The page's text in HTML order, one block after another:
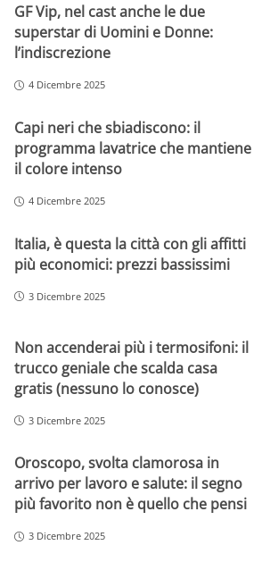
GF Vip, nel cast anche le due
superstar di Uomini e Donne:
l’indiscrezione
4 Dicembre 2025
Capi neri che sbiadiscono: il
programma lavatrice che mantiene
il colore intenso
4 Dicembre 2025
Italia, è questa la città con gli affitti
più economici: prezzi bassissimi
3 Dicembre 2025
Non accenderai più i termosifoni: il
trucco geniale che scalda casa
gratis (nessuno lo conosce)
3 Dicembre 2025
Oroscopo, svolta clamorosa in
arrivo per lavoro e salute: il segno
più favorito non è quello che pensi
3 Dicembre 2025